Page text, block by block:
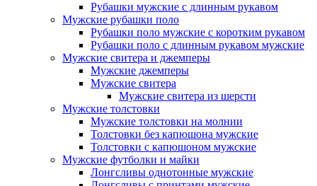
Рубашки мужские с длинным рукавом
Мужские рубашки поло
Рубашки поло мужские с коротким рукавом
Рубашки поло с длинным рукавом мужские
Мужские свитера и джемперы
Мужские джемперы
Мужские свитера
Мужские свитера из шерсти
Мужские толстовки
Мужские толстовки на молнии
Толстовки без капюшона мужские
Толстовки с капюшоном мужские
Мужские футболки и майки
Лонгсливы однотонные мужские